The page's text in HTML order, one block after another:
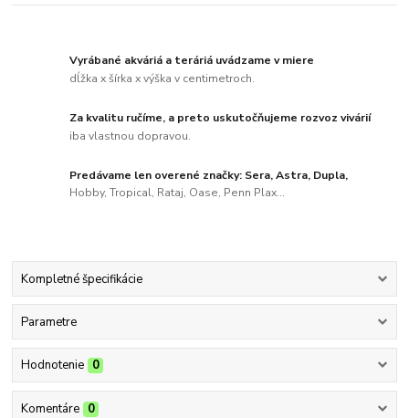
Vyrábané akváriá a teráriá uvádzame v miere
dĺžka x šírka x výška v centimetroch.
Za kvalitu ručíme, a preto uskutočňujeme rozvoz vivárií
iba vlastnou dopravou.
Predávame len overené značky: Sera, Astra, Dupla,
Hobby, Tropical, Rataj, Oase, Penn Plax...
Kompletné špecifikácie
Parametre
Hodnotenie 0
Komentáre 0